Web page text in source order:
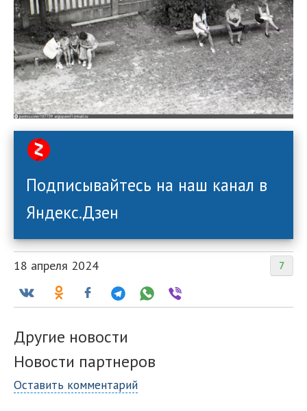
Подписывайтесь на наш канал в
Яндекс.Дзен
7
18 апреля 2024
Другие новости
Новости партнеров
Оставить комментарий